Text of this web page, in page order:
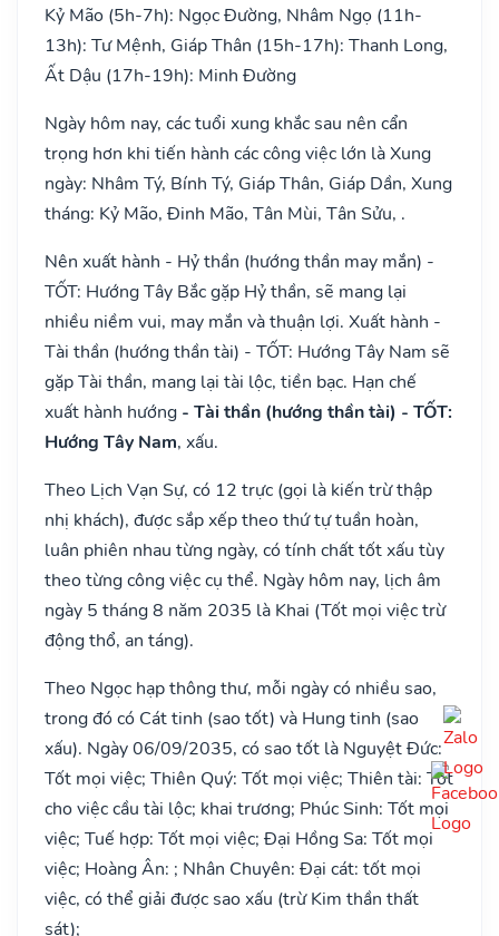
Kỷ Mão (5h-7h): Ngọc Đường, Nhâm Ngọ (11h-
13h): Tư Mệnh, Giáp Thân (15h-17h): Thanh Long,
Ất Dậu (17h-19h): Minh Đường
Ngày hôm nay, các tuổi xung khắc sau nên cẩn
trọng hơn khi tiến hành các công việc lớn là Xung
ngày: Nhâm Tý, Bính Tý, Giáp Thân, Giáp Dần, Xung
tháng: Kỷ Mão, Đinh Mão, Tân Mùi, Tân Sửu, .
Nên xuất hành - Hỷ thần (hướng thần may mắn) -
TỐT: Hướng Tây Bắc gặp Hỷ thần, sẽ mang lại
nhiều niềm vui, may mắn và thuận lợi. Xuất hành -
Tài thần (hướng thần tài) - TỐT: Hướng Tây Nam sẽ
gặp Tài thần, mang lại tài lộc, tiền bạc. Hạn chế
xuất hành hướng - Tài thần (hướng thần tài) - TỐT:
Hướng Tây Nam, xấu.
Theo Lịch Vạn Sự, có 12 trực (gọi là kiến trừ thập
nhị khách), được sắp xếp theo thứ tự tuần hoàn,
luân phiên nhau từng ngày, có tính chất tốt xấu tùy
theo từng công việc cụ thể. Ngày hôm nay, lịch âm
ngày 5 tháng 8 năm 2035 là Khai (Tốt mọi việc trừ
động thổ, an táng).
Theo Ngọc hạp thông thư, mỗi ngày có nhiều sao,
trong đó có Cát tinh (sao tốt) và Hung tinh (sao
xấu). Ngày 06/09/2035, có sao tốt là Nguyệt Đức:
Tốt mọi việc; Thiên Quý: Tốt mọi việc; Thiên tài: Tốt
cho việc cầu tài lộc; khai trương; Phúc Sinh: Tốt mọi
việc; Tuế hợp: Tốt mọi việc; Đại Hồng Sa: Tốt mọi
việc; Hoàng Ân: ; Nhân Chuyên: Đại cát: tốt mọi
việc, có thể giải được sao xấu (trừ Kim thần thất
sát);